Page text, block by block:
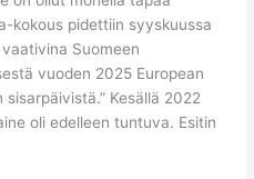
kokous pidettiin syyskuussa
Suomeen
vuoden 2025 European
Kesällä 2022
oli edelleen tuntuva. Esitin